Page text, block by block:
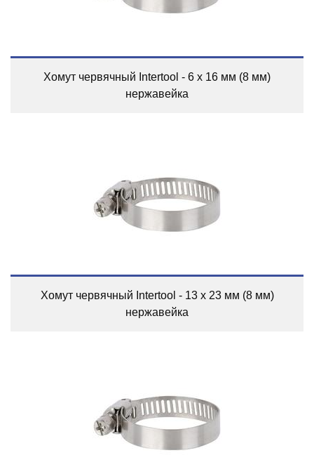
Хомут червячный Intertool - 6 x 16 мм (8 мм)
нержавейка
Хомут червячный Intertool - 13 x 23 мм (8 мм)
нержавейка